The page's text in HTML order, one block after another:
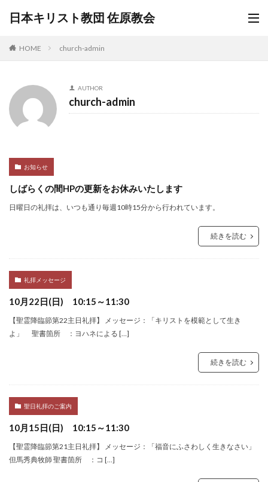
日本キリスト教団 佐原教会
HOME church-admin
AUTHOR
church-admin
お知らせ
しばらくの間HPの更新をお休みいたします
日曜日の礼拝は、いつも通り毎週10時15分から行われています。
続きを読む
礼拝メッセージ
10月22日(日) 10:15～11:30
【聖霊降臨節第22主日礼拝】 メッセージ：「キリストを模範として生き
よ」 聖書箇所 ：ヨハネによる […]
続きを読む
聖日礼拝のご案内
10月15日(日) 10:15～11:30
【聖霊降臨節第21主日礼拝】 メッセージ：「福音にふさわしく生きなさい」
但馬秀典牧師 聖書箇所 ：コ […]